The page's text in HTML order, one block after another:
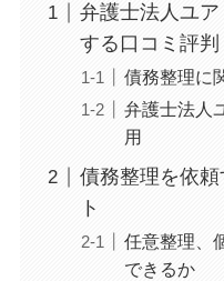
弁護士法人ユ
する口コミ評判
債務整理に
弁護士法人
用
債務整理を依
ト
任意整理、
できるか